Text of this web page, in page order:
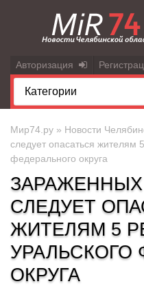
Авторизация
Мир74.ру » Новости
следует опасаться жителям
федерального округа
СЛЕДУЕТ
ЖИТЕЛЯМ 5
УРАЛЬСКОГО
ОКРУГА